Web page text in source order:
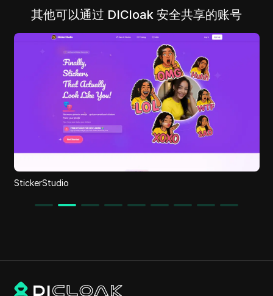
其他可以通过 DICloak 安全共享的账号
StickerStudio